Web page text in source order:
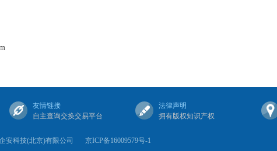
友情链接
自主查询交换交易平台
法律声明
拥有版权知识产权
安科技(北京)有限公司 京ICP备16009579号-1